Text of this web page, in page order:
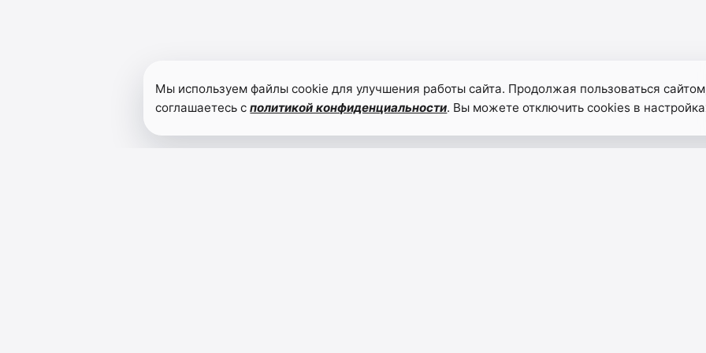
Мы используем файлы cookie для улучшения работы сайта. Продолжая пользоваться
соглашаетесь сполитикой конфиденциальности. Вы можете отключить cookies в